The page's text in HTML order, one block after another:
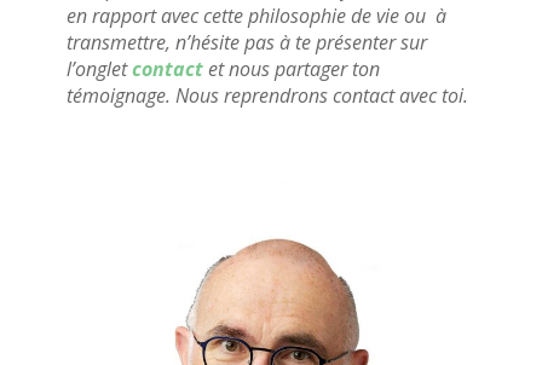
en rapport avec cette philosophie de vie ou à
transmettre, n’hésite pas à te présenter sur
l’ongletcontactet nous partager ton
témoignage. Nous reprendrons contact avec toi.